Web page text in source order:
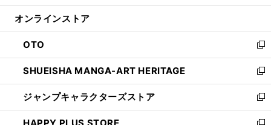
開
ン
ウ
で
開
く
ウ
ン
ド
ウ
で
開
く
オンラインストア
OTO
新
し
い
ウ
ィ
ン
SHUEISHA MANGA-ART HERITAGE
新
し
い
ウ
ジャンプキャラクターズストア
新
し